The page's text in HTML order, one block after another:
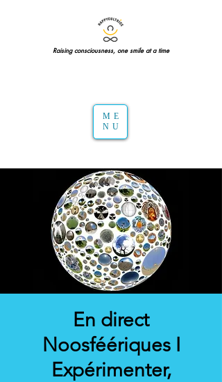
Raising consciousness, one smile at a time
ME
NU
En direct
Noosféériques I
Expérimenter,